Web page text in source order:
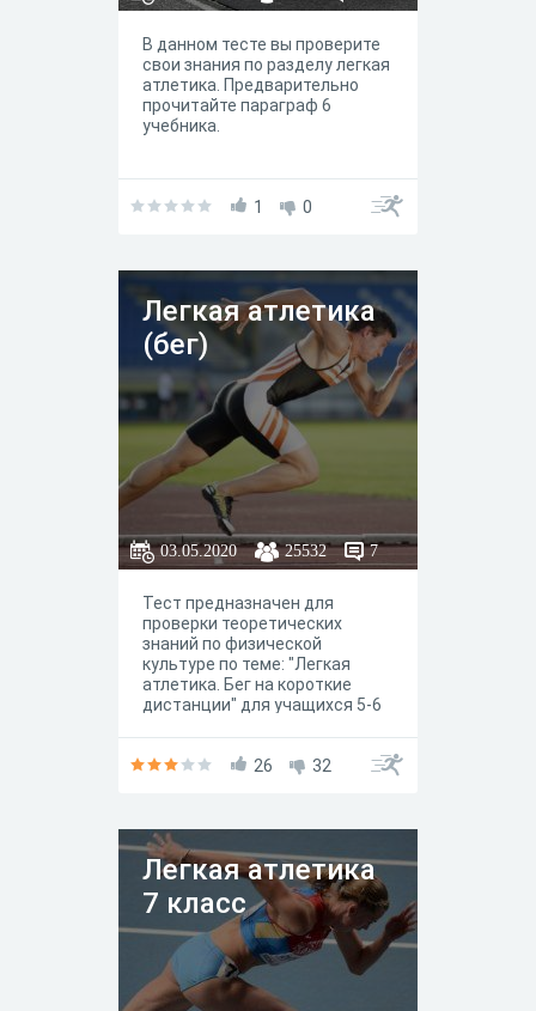
В данном тесте вы проверите
свои знания по разделу легкая
атлетика. Предварительно
прочитайте параграф 6
учебника.
1 0
Легкая атлетика
(бег)
03.05.2020 25532 7
Тест предназначен для
проверки теоретических
знаний по физической
культуре по теме: "Легкая
атлетика. Бег на короткие
дистанции" для учащихся 5-6
26 32
Легкая атлетика
7 класс